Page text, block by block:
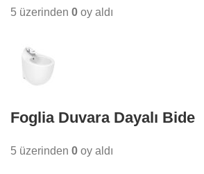
5 üzerinden 0 oy aldı
Foglia Duvara Dayalı Bide
5 üzerinden 0 oy aldı